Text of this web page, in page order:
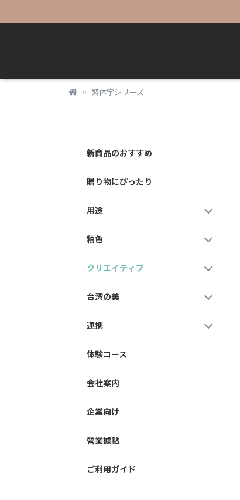
繁体字シリーズ
新商品のおすすめ
贈り物にぴったり
用途
釉色
クリエイティブ
台湾の美
連携
体験コース
会社案内
企業向け
營業據點
ご利用ガイド